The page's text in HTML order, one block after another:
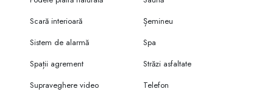
Scară interioară
Șemineu
Sistem de alarmă
Spa
Spații agrement
Străzi asfaltate
Supraveghere video
Telefon